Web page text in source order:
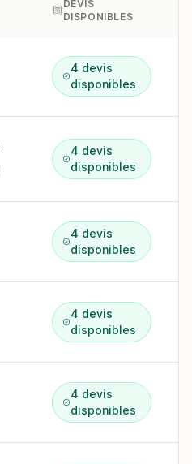
DEVIS
DISPONIBLES
4 devis
disponibles
4 devis
disponibles
4 devis
disponibles
4 devis
disponibles
4 devis
disponibles